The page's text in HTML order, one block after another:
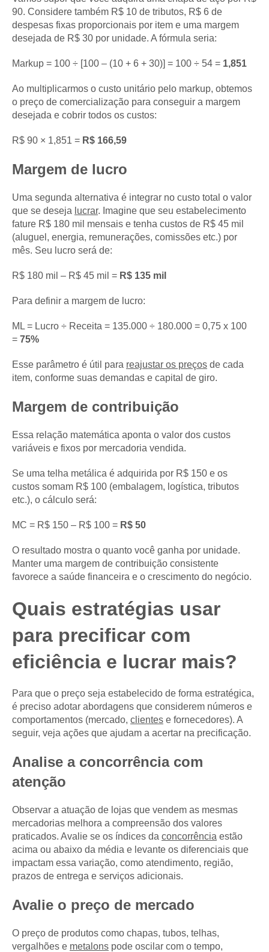
90. Considere também R$ 10 de tributos, R$ 6 de
despesas fixas proporcionais por item e uma margem
desejada de R$ 30 por unidade. A fórmula seria:
Markup = 100 ÷ [100 – (10 + 6 + 30)] = 100 ÷ 54 = 1,851
Ao multiplicarmos o custo unitário pelo markup, obtemos
o preço de comercialização para conseguir a margem
desejada e cobrir todos os custos:
R$ 90 × 1,851 = R$ 166,59
Margem de lucro
Uma segunda alternativa é integrar no custo total o valor
que se deseja lucrar. Imagine que seu estabelecimento
fature R$ 180 mil mensais e tenha custos de R$ 45 mil
(aluguel, energia, remunerações, comissões etc.) por
mês. Seu lucro será de:
R$ 180 mil – R$ 45 mil = R$ 135 mil
Para definir a margem de lucro:
ML = Lucro ÷ Receita = 135.000 ÷ 180.000 = 0,75 x 100
= 75%
Esse parâmetro é útil para reajustar os preços de cada
item, conforme suas demandas e capital de giro.
Margem de contribuição
Essa relação matemática aponta o valor dos custos
variáveis e fixos por mercadoria vendida.
Se uma telha metálica é adquirida por R$ 150 e os
custos somam R$ 100 (embalagem, logística, tributos
etc.), o cálculo será:
MC = R$ 150 – R$ 100 = R$ 50
O resultado mostra o quanto você ganha por unidade.
Manter uma margem de contribuição consistente
favorece a saúde financeira e o crescimento do negócio.
Quais estratégias usar
para precificar com
eficiência e lucrar mais?
Para que o preço seja estabelecido de forma estratégica,
é preciso adotar abordagens que considerem números e
comportamentos (mercado, clientes e fornecedores). A
seguir, veja ações que ajudam a acertar na precificação.
Analise a concorrência com
atenção
Observar a atuação de lojas que vendem as mesmas
mercadorias melhora a compreensão dos valores
praticados. Avalie se os índices da concorrência estão
acima ou abaixo da média e levante os diferenciais que
impactam essa variação, como atendimento, região,
prazos de entrega e serviços adicionais.
Avalie o preço de mercado
O preço de produtos como chapas, tubos, telhas,
vergalhões e metalons pode oscilar com o tempo,